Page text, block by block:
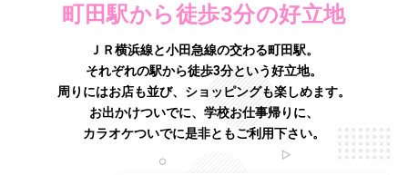
町田駅から徒歩3分の好立地
ＪＲ横浜線と小田急線の交わる町田駅。
それぞれの駅から徒歩3分という好立地。
周りにはお店も並び、ショッピングも楽しめます。
お出かけついでに、学校お仕事帰りに、
カラオケついでに是非ともご利用下さい。